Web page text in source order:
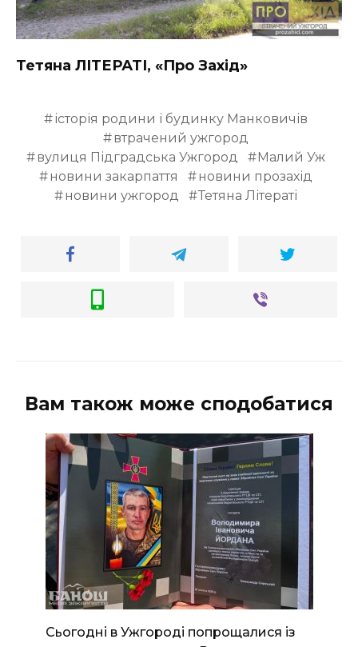
Тетяна ЛІТЕРАТІ, «Про Захід»
історія родини і будинку Манковичів
втрачений ужгород
вулиця Підградська Ужгород
Малий Уж
новини закарпаття
новини прозахід
новини ужгород
Тетяна Літераті
Вам також може сподобатися
Сьогодні в Ужгороді попрощалися із